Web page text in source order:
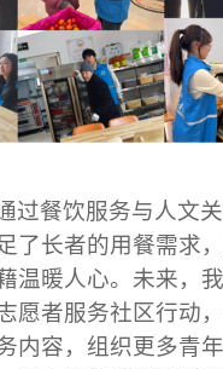
过餐饮服务与人文
了长者的用餐需求，
温暖人心。未来，
愿者服务社区行动
内容，组织更多青